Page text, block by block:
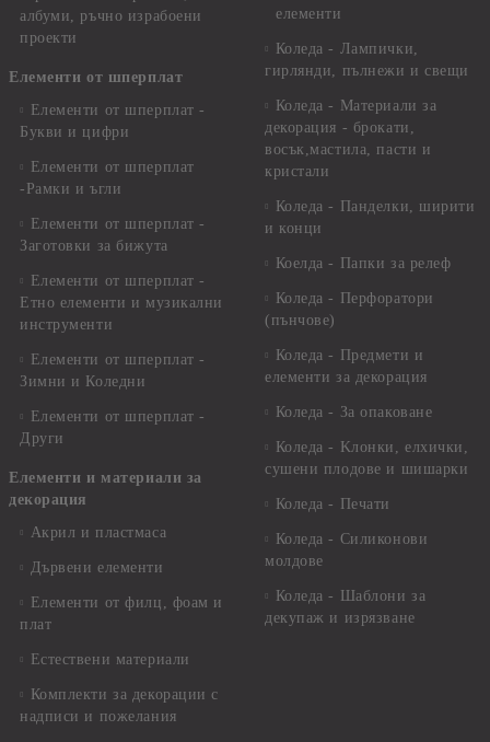
албуми, ръчно израбоени
проекти
Елементи от шперплат
Елементи от шперплат -
Букви и цифри
Елементи от шперплат
-Рамки и ъгли
Елементи от шперплат -
Заготовки за бижута
Елементи от шперплат -
Етно елементи и музикални
инструменти
Елементи от шперплат -
Зимни и Коледни
Елементи от шперплат -
Други
Елементи и материали за
декорация
Акрил и пластмаса
Дървени елементи
Елементи от филц, фоам и
плат
Естествени материали
Комплекти за декорации с
надписи и пожелания
елементи
Коледа - Лампички,
гирлянди, пълнежи и свещи
Коледа - Материали за
декорация - брокати,
восък,мастила, пасти и
кристали
Коледа - Панделки, ширити
и конци
Коелда - Папки за релеф
Коледа - Перфоратори
(пънчове)
Коледа - Предмети и
елементи за декорация
Коледа - За опаковане
Коледа - Kлонки, елхички,
сушени плодове и шишарки
Коледа - Печати
Коледа - Силиконови
молдове
Коледа - Шаблони за
декупаж и изрязване